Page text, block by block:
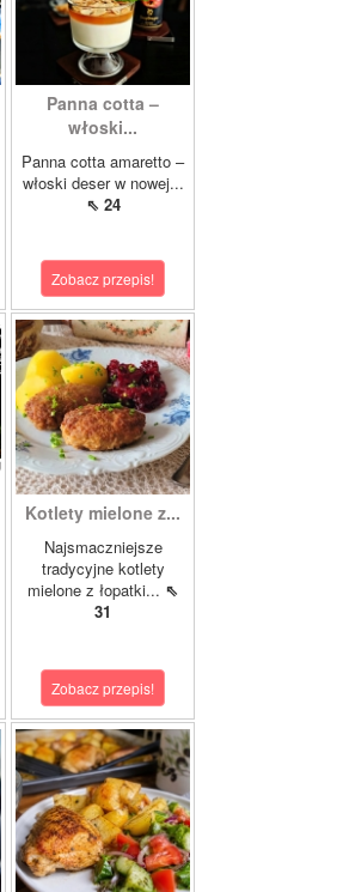
Panna cotta –
włoski...
Panna cotta amaretto –
włoski deser w nowej...
⇖ 24
Zobacz przepis!
Kotlety mielone z...
Najsmaczniejsze
tradycyjne kotlety
mielone z łopatki... ⇖
31
Zobacz przepis!